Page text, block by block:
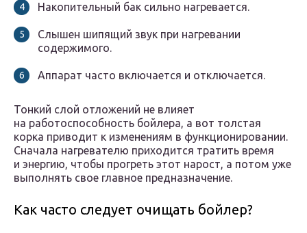
Накопительный бак сильно нагревается.
Слышен шипящий звук при нагревании
содержимого.
Аппарат часто включается и отключается.
Тонкий слой отложений не влияет
на работоспособность бойлера, а вот толстая
корка приводит к изменениям в функционировании.
Сначала нагревателю приходится тратить время
и энергию, чтобы прогреть этот нарост, а потом уже
выполнять свое главное предназначение.
Как часто следует очищать бойлер?